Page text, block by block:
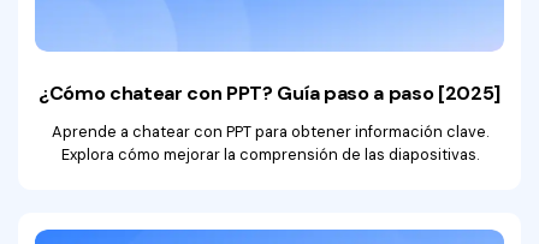
¿Cómo chatear con PPT? Guía paso a paso [2025]
Aprende a chatear con PPT para obtener información clave.
Explora cómo mejorar la comprensión de las diapositivas.